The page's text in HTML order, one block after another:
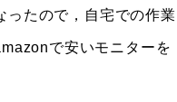
ったので，自宅での作業
で安いモニターを